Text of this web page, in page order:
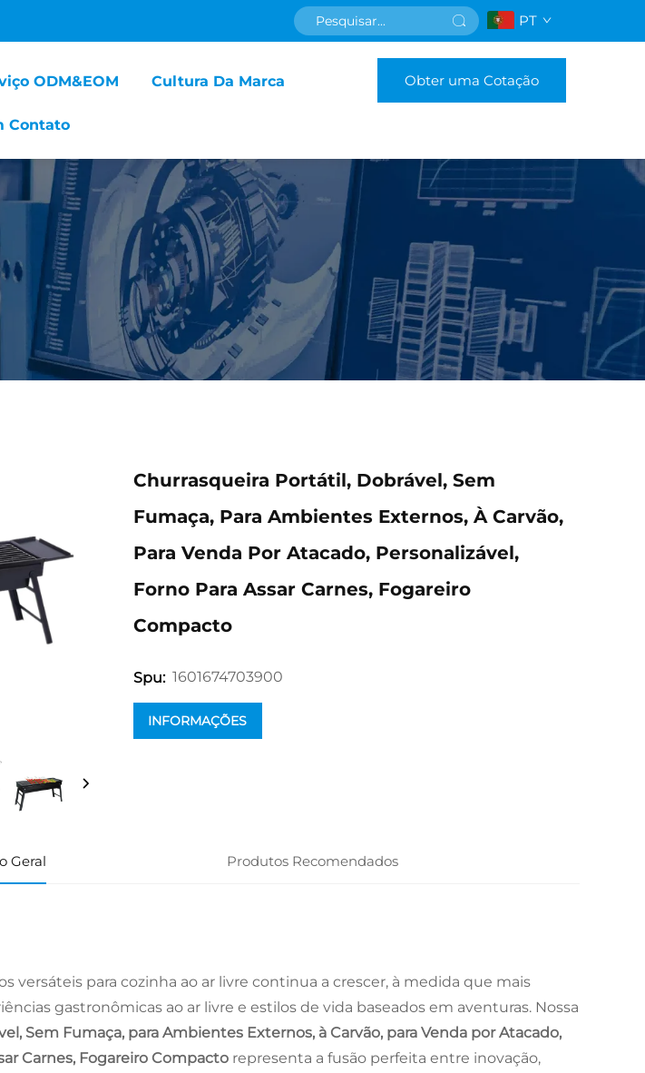
PT
ODM&EOM Cultura Da Marca
Contato
Obter uma Cotação
Churrasqueira Portátil, Dobrável, Sem
Fumaça, Para Ambientes Externos, À Carvão,
Para Venda Por Atacado, Personalizável,
Forno Para Assar Carnes, Fogareiro
Compacto
Spu: 1601674703900
INFORMAÇÕES
Geral Produtos Recomendados
versáteis para cozinha ao ar livre continua a crescer, à medida que mais
gastronômicas ao ar livre e estilos de vida baseados em aventuras. Nossa
Sem Fumaça, para Ambientes Externos, à Carvão, para Venda por Atacado,
Carnes, Fogareiro Compacto representa a fusão perfeita entre inovação,